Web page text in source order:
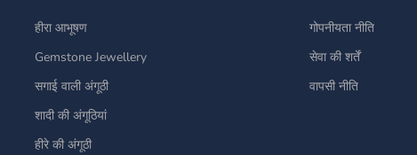
हीरा आभूषण
Gemstone Jewellery
सगाई वाली अंगूठी
शादी की अंगूठियां
हीरे की अंगूठी
गोपनीयता नीति
सेवा की शर्तें
वापसी नीति